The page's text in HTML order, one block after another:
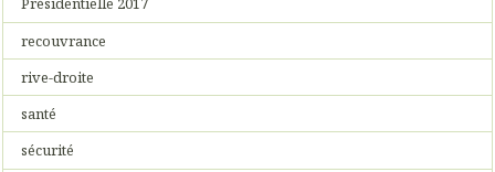
recouvrance
rive-droite
santé
sécurité